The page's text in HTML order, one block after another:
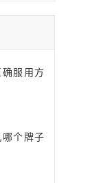
服用方
个牌子